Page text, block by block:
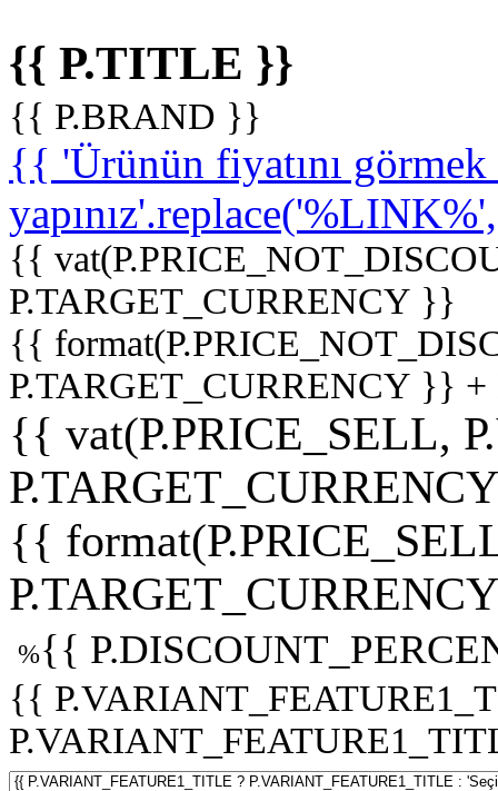
{{ P.TITLE }}
{{ P.BRAND }}
{{ 'Ürünün fiyatını
{{
P.TARGET_CURRENCY }}
{{
P.TARGET_CURRENCY }}
{{ vat(P.PRICE_SELL,
{{
%{{
{{